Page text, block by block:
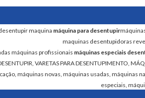
maquina máquina para desentupir
maquinas desentupidoras
máquinas profissionais máquinas especiais
VARETAS PARA DESENTUPIMENTO,
máquinas novas, máquinas usadas, máquinas
especiais,